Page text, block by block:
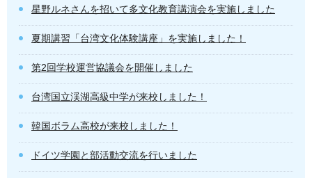
星野ルネさんを招いて多文化教育講演会を実施しました
夏期講習「台湾文化体験講座」を実施しました！
第2回学校運営協議会を開催しました
台湾国立渓湖高級中学が来校しました！
韓国ボラム高校が来校しました！
ドイツ学園と部活動交流を行いました